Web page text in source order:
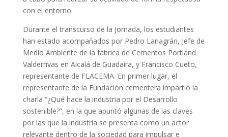
con el entorno.
Durante el transcurso de la Jornada, los estudiantes
han estado acompañados por Pedro Lanagrán, Jefe de
Medio Ambiente de la fábrica de Cementos Portland
Valderrivas en Alcalá de Guadaíra, y Francisco Cueto,
representante de FLACEMA. En primer lugar, el
representante de la Fundación cementera impartió la
charla “¿Qué hace la industria por el Desarrollo
sostenible?”, en la que apuntó algunas de las claves
por las que la industria se presenta como un actor
relevante dentro de la sociedad para impulsar e